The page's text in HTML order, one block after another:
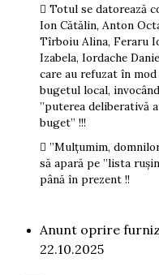
 Totul se datorează
Ion Cătălin, Anton
Tîrboiu Alina, Feraru
Izabela, Iordache
care au refuzat în
bugetul local,
”puterea deliberativă
buget” !!!
 ”Mulțumim,
să apară pe ”lista
până în prezent !!
Anunt oprire
22.10.2025